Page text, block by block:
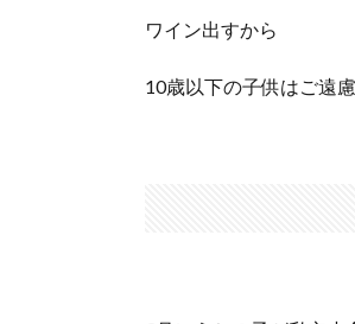
ワイン出すから
10歳以下の子供はご遠